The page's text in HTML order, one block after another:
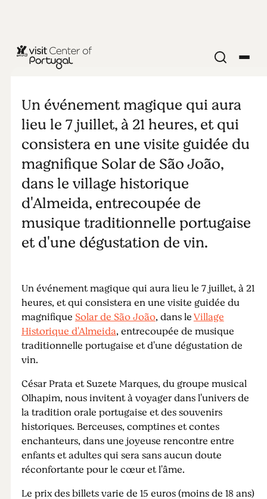
Au Village
Historique de
Almeida
Un événement magique qui aura
lieu le 7 juillet, à 21 heures, et qui
consistera en une visite guidée du
magnifique Solar de São João,
dans le village historique
d'Almeida, entrecoupée de
musique traditionnelle portugaise
et d'une dégustation de vin.
Un événement magique qui aura lieu le 7 juillet, à 21
heures, et qui consistera en une visite guidée du
magnifiqueSolar de São João, dans leVillage
Historique d'Almeida, entrecoupée de musique
traditionnelle portugaise et d'une dégustation de
vin.
César Prata et Suzete Marques, du groupe musical
Olhapim, nous invitent à voyager dans l'univers de
la tradition orale portugaise et des souvenirs
historiques. Berceuses, comptines et contes
enchanteurs, dans une joyeuse rencontre entre
enfants et adultes qui sera sans aucun doute
réconfortante pour le cœur et l'âme.
Le prix des billets varie de 15 euros (moins de 18 ans)